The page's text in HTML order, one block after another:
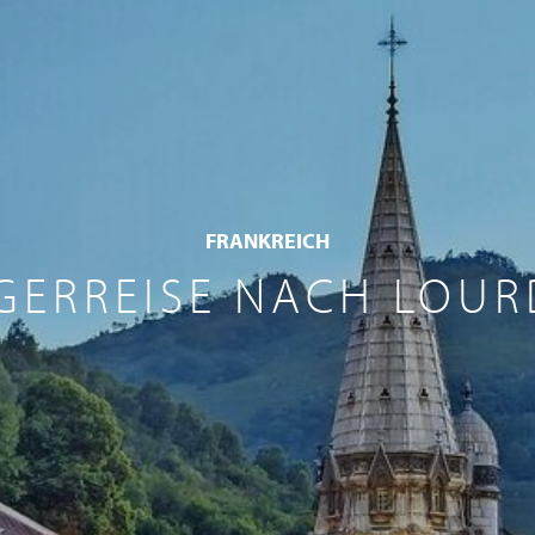
FRANKREICH
NACH